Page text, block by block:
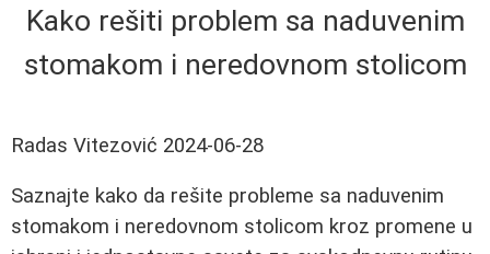
Kako rešiti problem sa naduvenim
stomakom i neredovnom stolicom
Radas Vitezović 2024-06-28
Saznajte kako da rešite probleme sa naduvenim
stomakom i neredovnom stolicom kroz promene u